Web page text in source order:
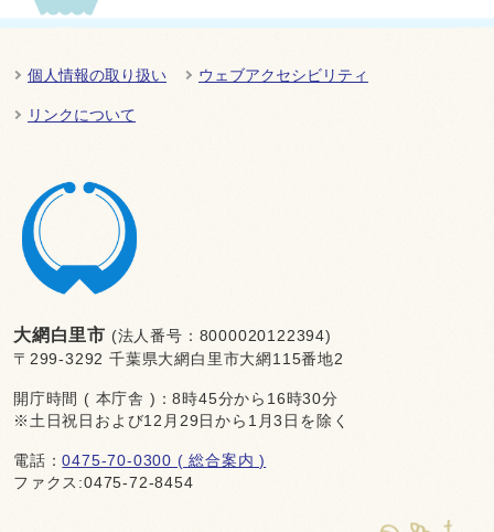
個人情報の取り扱い ウェブアクセシビリティ
リンクについて
大網白里市 (法人番号：8000020122394)
〒299-3292 千葉県大網白里市大網115番地2
開庁時間 ( 本庁舎 )：8時45分から16時30分
※土日祝日および12月29日から1月3日を除く
電話：0475-70-0300 ( 総合案内 )
ファクス:0475-72-8454